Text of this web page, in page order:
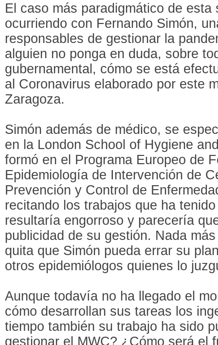
El caso más paradigmático de
ocurriendo con Fernando Simón,
responsables de gestionar la
alguien no ponga en duda, sobre
gubernamental, cómo se está
al Coronavirus elaborado por este
Zaragoza.
Simón además de médico, se
en la London School of Hygiene
formó en el Programa Europeo de
Epidemiología de Intervención de
Prevención y Control de
recitando los trabajos que ha
resultaría engorroso y parecería
publicidad de su gestión. Nada
quita que Simón pueda errar su
otros epidemiólogos quienes lo
Aunque todavía no ha llegado el
cómo desarrollan sus tareas los
tiempo también su trabajo ha sido
gestionar el MWC? ¿Cómo será el